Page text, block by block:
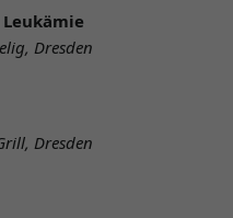
Dresden
Dresden